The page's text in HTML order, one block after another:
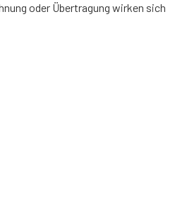
oder Übertragung wirken sich